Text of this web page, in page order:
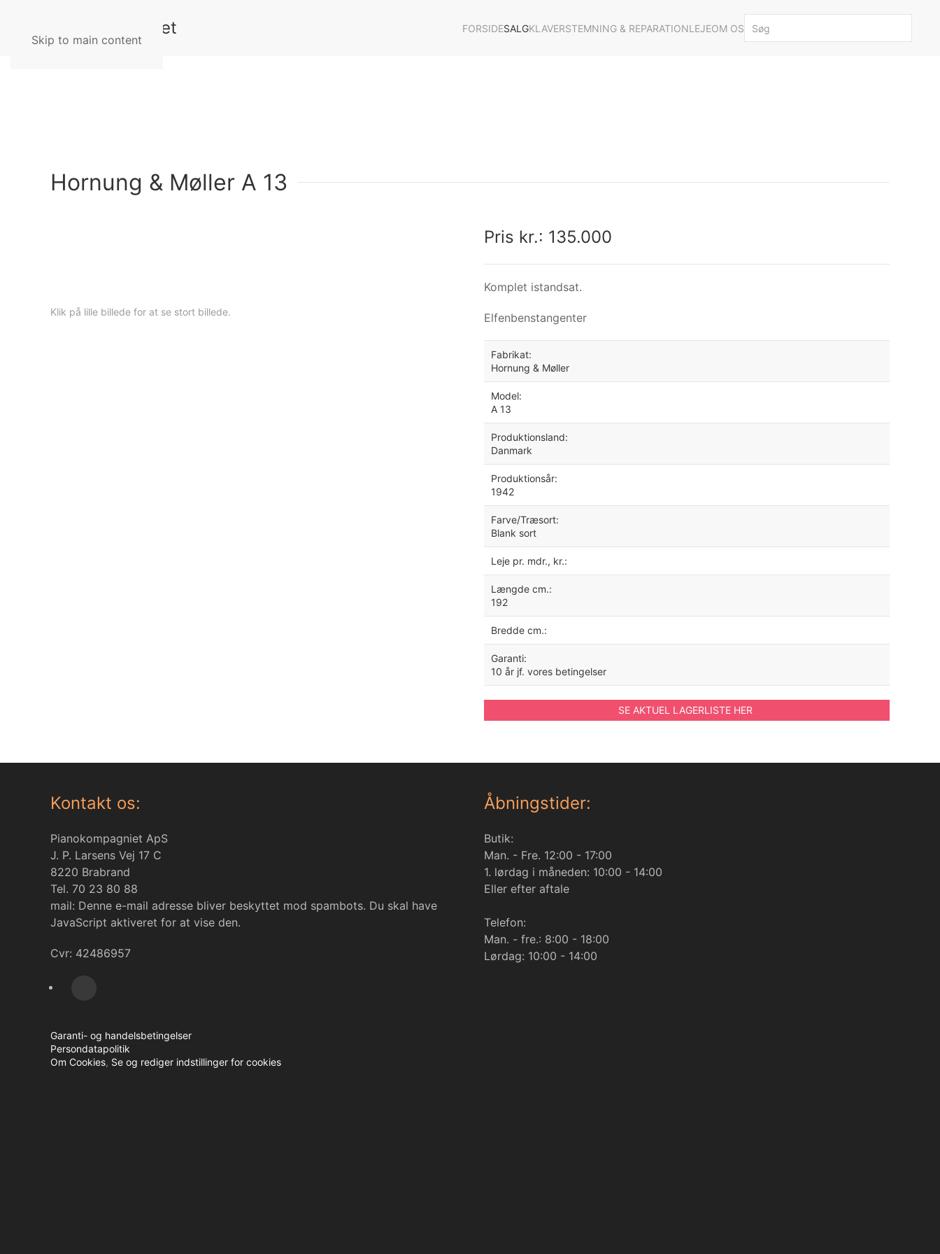
Skip to main content
FORSIDESALGKLAVERSTEMNING & REPARATIONLEJEOM OS
Hornung & Møller A 13
Klik på lille billede for at se stort billede.
Pris kr.: 135.000
Komplet istandsat.
Elfenbenstangenter
Fabrikat:
Hornung & Møller
Model:
A 13
Produktionsland:
Danmark
Produktionsår:
1942
Farve/Træsort:
Blank sort
Leje pr. mdr., kr.:
Længde cm.:
192
Bredde cm.:
Garanti:
10 år jf. vores betingelser
SE AKTUEL LAGERLISTE HER
Kontakt os:
Pianokompagniet ApS
J. P. Larsens Vej 17 C
8220 Brabrand
Tel. 70 23 80 88
mail: Denne e-mail adresse bliver beskyttet mod spambots. Du skal have
JavaScript aktiveret for at vise den.
Cvr: 42486957
Garanti- og handelsbetingelser
Persondatapolitik
Om Cookies, Se og rediger indstillinger for cookies
Åbningstider:
Butik:
Man. - Fre. 12:00 - 17:00
1. lørdag i måneden: 10:00 - 14:00
Eller efter aftale
Telefon:
Man. - fre.: 8:00 - 18:00
Lørdag: 10:00 - 14:00